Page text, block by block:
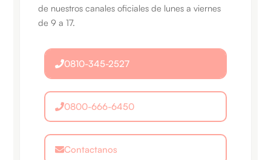
de nuestros canales oficiales de lunes a viernes
de 9 a 17.
0810-345-2527
0800-666-6450
Contactanos